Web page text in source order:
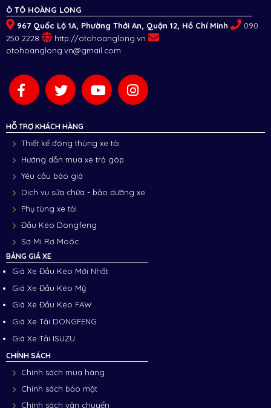
Ô TÔ HOÀNG LONG
967 Quốc Lộ 1A, Phường Thới An, Quận 12, Hồ Chí Minh
090
250 2228
http://otohoanglong.vn
otohoanglong.vn@gmail.com
HỖ TRỢ KHÁCH HÀNG
Thiết kế đóng thùng xe tải
Hướng dẫn mua xe trả góp
Yêu cầu báo giá
Dịch vụ sửa chữa - bảo dưỡng xe
Phụ tùng xe tải
Đầu Kéo Dongfeng
Sơ Mi Rơ Moóc
BẢNG GIÁ XE
Giá Xe Đầu Kéo Mới Nhất
Giá Xe Đầu Kéo Mỹ
Giá Xe Đầu Kéo FAW
Giá Xe Tải DONGFENG
Giá Xe Tải ISUZU
CHÍNH SÁCH
Chính sách mua hàng
Chính sách bảo mật
Chính sách vận chuyển